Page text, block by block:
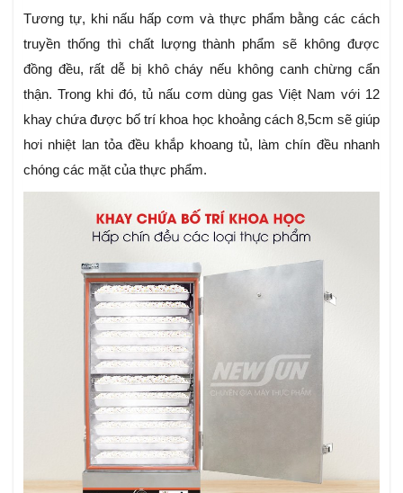
Tương tự, khi nấu hấp cơm và thực phẩm bằng các cách
truyền thống thì chất lượng thành phẩm sẽ không được
đồng đều, rất dễ bị khô cháy nếu không canh chừng cẩn
thận. Trong khi đó, tủ nấu cơm dùng gas Việt Nam với 12
khay chứa được bố trí khoa học khoảng cách 8,5cm sẽ giúp
hơi nhiệt lan tỏa đều khắp khoang tủ, làm chín đều nhanh
chóng các mặt của thực phẩm.